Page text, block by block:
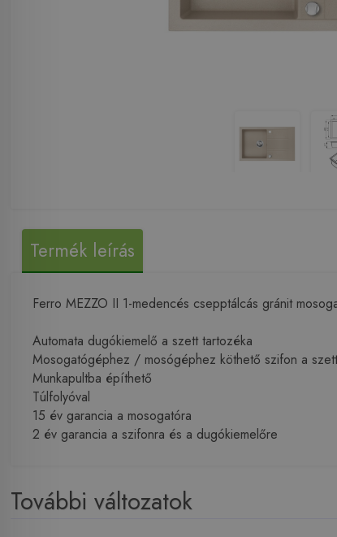
Termék leírás
Ferro MEZZO II 1-medencés csepptálcás gránit
Automata dugókiemelő a szett tartozéka
Mosogatógéphez / mosógéphez köthető szifon a
Munkapultba építhető
Túlfolyóval
15 év garancia a mosogatóra
2 év garancia a szifonra és a dugókiemelőre
További változatok